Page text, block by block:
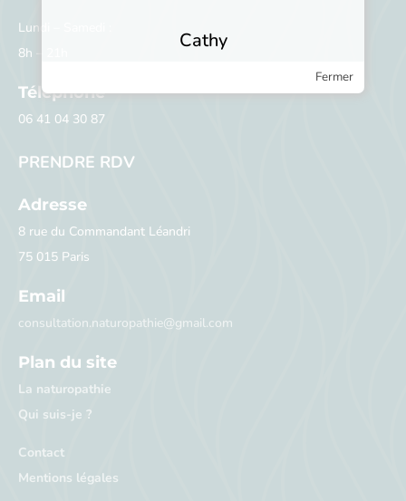
Lundi – Samedi :
8h – 21h
Téléphone
06 41 04 30 87
PRENDRE RDV
Adresse
8 rue du Commandant Léandri
75 015 Paris
Email
consultation.naturopathie@gmail.com
Plan du site
La naturopathie
Qui suis-je ?
Contact
Mentions légales
Fermer
Cathy